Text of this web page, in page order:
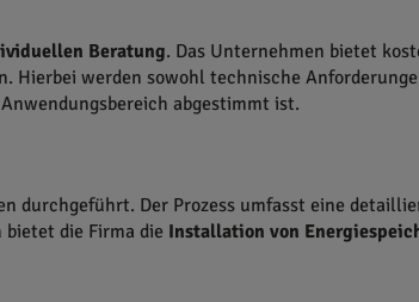
Beratung. Das Unternehmen bietet
Hierbei werden sowohl technische
abgestimmt ist.
durchgeführt. Der Prozess umfasst eine
die Firma die Installation von